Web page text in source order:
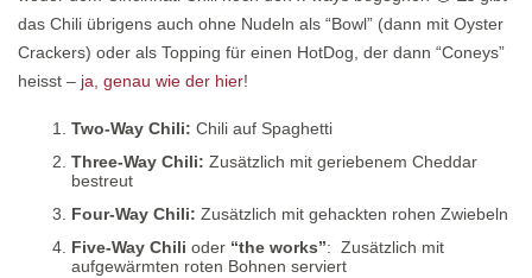
das Chili übrigens auch ohne Nudeln als “Bowl” (dann mit Oyster
Crackers) oder als Topping für einen HotDog, der dann “Coneys”
heisst – ja, genau wie der hier!
Two-Way Chili: Chili auf Spaghetti
Three-Way Chili: Zusätzlich mit geriebenem Cheddar
bestreut
Four-Way Chili: Zusätzlich mit gehackten rohen Zwiebeln
Five-Way Chili oder “the works”: Zusätzlich mit
aufgewärmten roten Bohnen serviert